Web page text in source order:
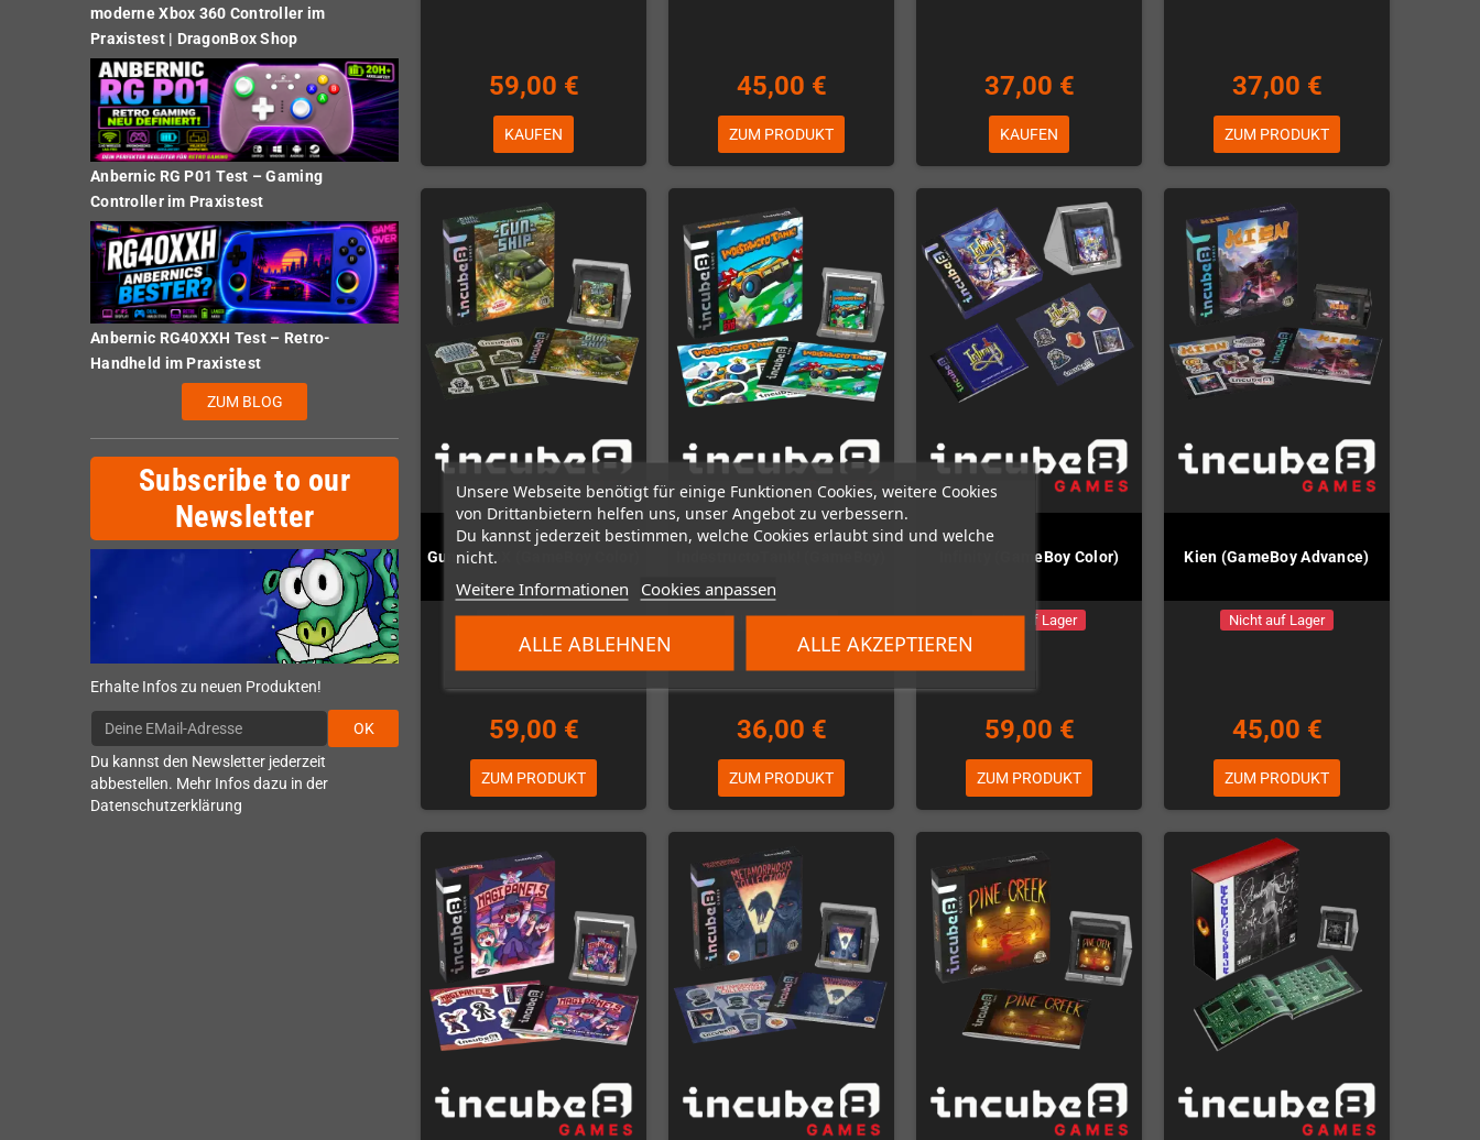
Unsere Webseite benötigt für einige Funktionen Cookies, weitere Cookies
von Drittanbietern helfen uns, unser Angebot zu verbessern.
Du kannst jederzeit bestimmen, welche Cookies erlaubt sind und welche
nicht.
Weitere Informationen Cookies anpassen
ALLE ABLEHNEN ALLE AKZEPTIEREN
moderne Xbox 360 Controller im
Praxistest | DragonBox Shop
Anbernic RG P01 Test – Gaming
Controller im Praxistest
Anbernic RG40XXH Test – Retro-
Handheld im Praxistest
ZUM BLOG
Subscribe to our
Newsletter
Erhalte Infos zu neuen Produkten!
OK
Du kannst den Newsletter jederzeit
abbestellen. Mehr Infos dazu in der
Datenschutzerklärung
59,00 €
KAUFEN
45,00 €
ZUM PRODUKT
37,00 €
KAUFEN
37,00 €
ZUM PRODUKT
Gunship DX (GameBoy Color)
Nicht auf Lager
59,00 €
ZUM PRODUKT
Nicht auf Lager
36,00 €
ZUM PRODUKT
Infinity (GameBoy Color)
Nicht auf Lager
59,00 €
ZUM PRODUKT
Kien (GameBoy Advance)
Nicht auf Lager
45,00 €
ZUM PRODUKT